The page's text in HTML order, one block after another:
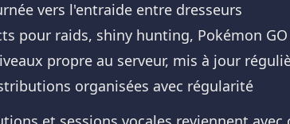
vers l'entraide entre dresseurs
pour raids, shiny hunting, Pokémon GO
propre au serveur, mis à jour
organisées avec régularité